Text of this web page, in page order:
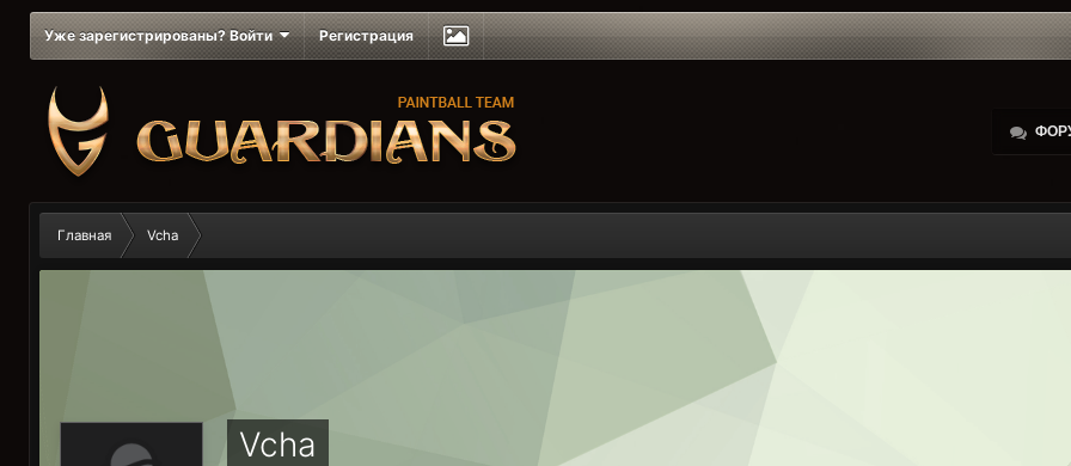
Уже зарегистрированы? Войти Регистрация
Главная Vcha
Vcha